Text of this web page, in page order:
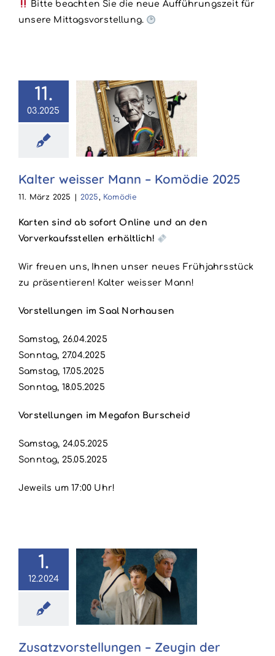
Bitte beachten Sie die neue Aufführungszeit für
unsere Mittagsvorstellung.
11.
03.2025
weisser
Komödie
Kalter weisser Mann – Komödie 2025
11. März 2025 2025, Komödie
Karten sind ab sofort Online und an den
Vorverkaufsstellen erhältlich!
Wir freuen uns, Ihnen unser neues Frühjahrsstück
zu präsentieren! Kalter weisser Mann!
Vorstellungen im Saal Norhausen
Samstag, 26.04.2025
Sonntag, 27.04.2025
Samstag, 17.05.2025
Sonntag, 18.05.2025
Vorstellungen im Megafon Burscheid
Samstag, 24.05.2025
Sonntag, 25.05.2025
Jeweils um 17:00 Uhr!
1.
12.2024
der
von
Krimi
Zusatzvorstellungen – Zeugin der